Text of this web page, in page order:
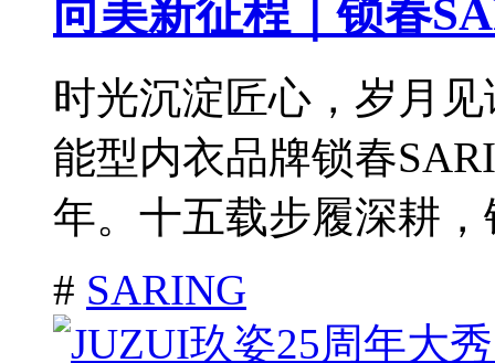
向美新征程｜锁春
时光沉淀匠心，岁月
能型内衣品牌锁春
年。十五载步履深耕
# SARING